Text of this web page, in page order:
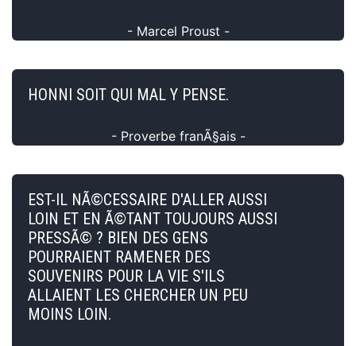
- Marcel Proust -
HONNI SOIT QUI MAL Y PENSE.
- Proverbe franÃ§ais -
EST-IL NÃ©CESSAIRE D'ALLER AUSSI
LOIN ET EN Ã©TANT TOUJOURS AUSSI
PRESSÃ© ? BIEN DES GENS
POURRAIENT RAMENER DES
SOUVENIRS POUR LA VIE S'ILS
ALLAIENT LES CHERCHER UN PEU
MOINS LOIN.